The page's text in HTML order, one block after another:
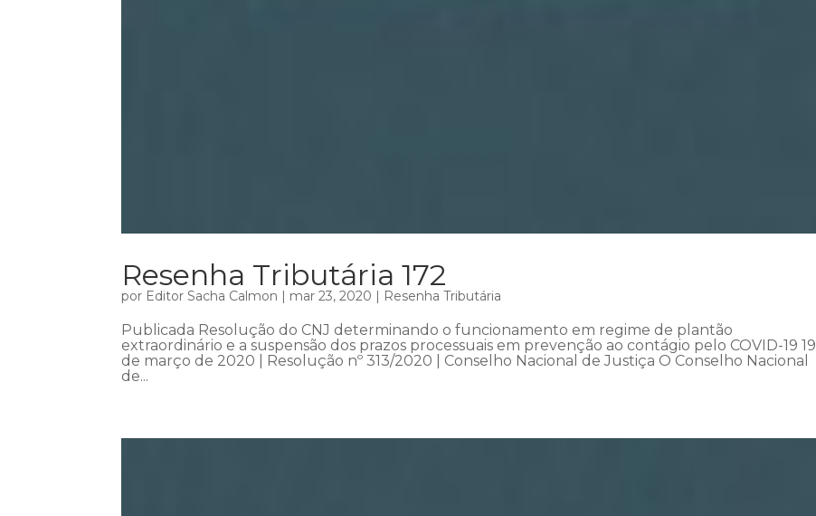
Resenha Tributária 172
por Editor Sacha Calmon | mar 23, 2020 | Resenha Tributária
Publicada Resolução do CNJ determinando o funcionamento em regime de plantão
extraordinário e a suspensão dos prazos processuais em prevenção ao contágio pelo COVID-19 19
de março de 2020 | Resolução nº 313/2020 | Conselho Nacional de Justiça O Conselho Nacional
de...